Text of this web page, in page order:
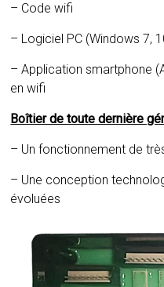
– Code wifi
– Logiciel PC (Windows 7,
– Application smartphone
en wifi
Boîtier de toute dernière
– Un fonctionnement de
– Une conception
évoluées